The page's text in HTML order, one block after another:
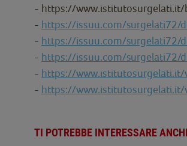
- https://
- https://issuu.com/surgelati72/
- https://issuu.com/surgelati72/
- https://issuu.com/surgelati72/
- https://
- https://
TI POTREBBE INTERESSARE